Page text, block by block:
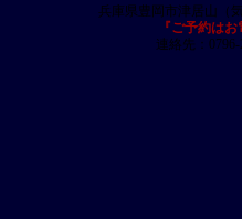
兵庫県豊岡市津居山
『ご予約は
連絡先：